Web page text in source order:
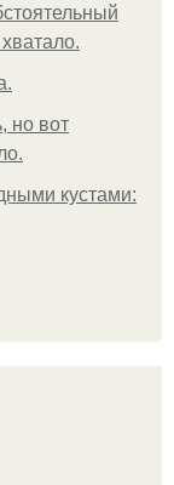
но вот
кустами: